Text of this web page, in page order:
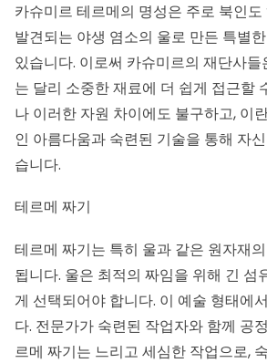
카슈미르 테르메의 명성은 주로 북인
발견되는 야생 염소의 울로 만든 특별
있습니다. 이로써 카슈미르의 재단사
는 달리 소중한 재료에 더 쉽게 접근할
나 이러한 자원 차이에도 불구하고, 이
인 아름다움과 숙련된 기술을 통해 자
습니다.
테르메 짜기
테르메 짜기는 특히 울과 같은 원자재
됩니다. 울은 최적의 짜임을 위해 긴 섬
게 선택되어야 합니다. 이 예술 형태에
다. 전문가가 숙련된 작업자와 함께 공
르메 짜기는 느리고 세심한 작업으로,